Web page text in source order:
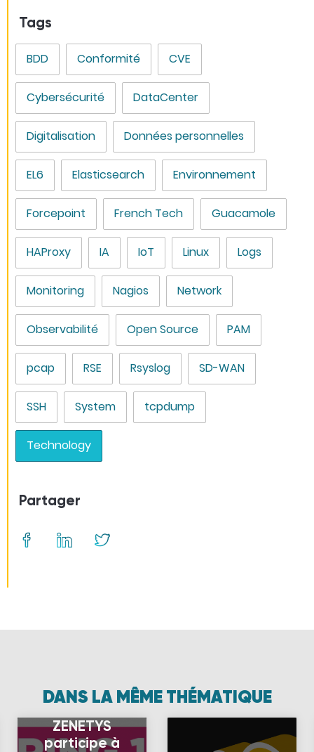
Tags
BDD Conformité CVE
Cybersécurité DataCenter
Digitalisation Données personnelles
EL6 Elasticsearch Environnement
Forcepoint French Tech Guacamole
HAProxy IA IoT Linux Logs
Monitoring Nagios Network
Observabilité Open Source PAM
pcap RSE Rsyslog SD-WAN
SSH System tcpdump
Technology
Partager
DANS LA MÊME THÉMATIQUE
ZENETYS
participe à